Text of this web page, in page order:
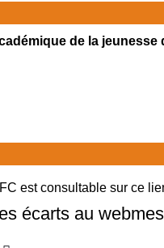
de la jeunesse
est consultable sur ce
écarts au